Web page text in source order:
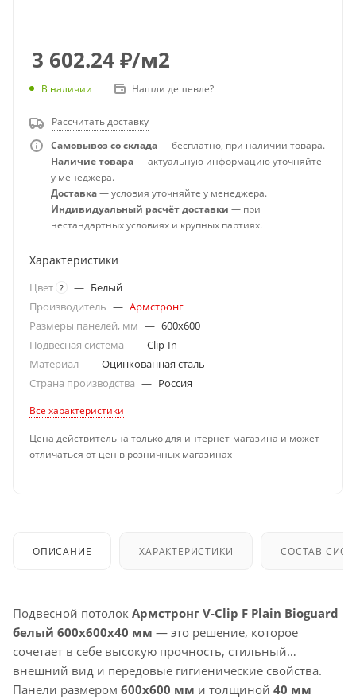
3 602.24₽/м2
В наличии Нашли дешевле?
Рассчитать доставку
Самовывоз со склада— бесплатно, при наличии товара.
Наличие товара— актуальную информацию уточняйте
у менеджера.
Доставка— условия уточняйте у менеджера.
Индивидуальный расчёт доставки — при
нестандартных условиях и крупных партиях.
Характеристики
Цвет ? — Белый
Производитель — Армстронг
Размеры панелей, мм — 600x600
Подвесная система — Clip-In
Материал — Оцинкованная сталь
Страна производства — Россия
Все характеристики
Цена действительна только для интернет-магазина и может
отличаться от цен в розничных магазинах
ОПИСАНИЕ ХАРАКТЕРИСТИКИ СОСТАВ
Подвесной потолок Армстронг V-Clip F Plain Bioguard
белый 600x600x40 мм — это решение, которое
сочетает в себе высокую прочность, стильный
внешний вид и передовые гигиенические свойства.
Панели размером 600x600 мм и толщиной 40 мм